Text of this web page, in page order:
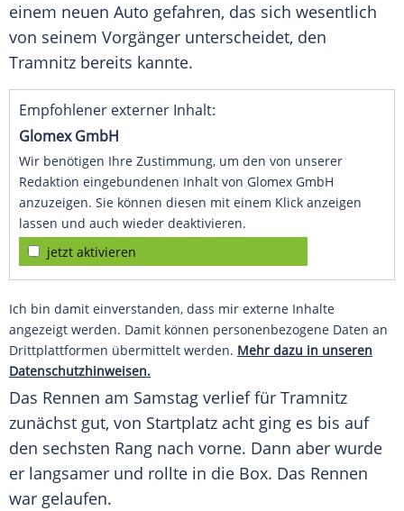
einem neuen Auto gefahren, das sich wesentlich
von seinem Vorgänger unterscheidet, den
Tramnitz bereits kannte.
Empfohlener externer Inhalt:
Glomex GmbH
Wir benötigen Ihre Zustimmung, um den von unserer
Redaktion eingebundenen Inhalt von Glomex GmbH
anzuzeigen. Sie können diesen mit einem Klick anzeigen
lassen und auch wieder deaktivieren.
jetzt aktivieren
Ich bin damit einverstanden, dass mir externe Inhalte
angezeigt werden. Damit können personenbezogene Daten an
Drittplattformen übermittelt werden. Mehr dazu in unseren
Datenschutzhinweisen.
Das Rennen am Samstag verlief für Tramnitz
zunächst gut, von Startplatz acht ging es bis auf
den sechsten Rang nach vorne. Dann aber wurde
er langsamer und rollte in die Box. Das Rennen
war gelaufen.